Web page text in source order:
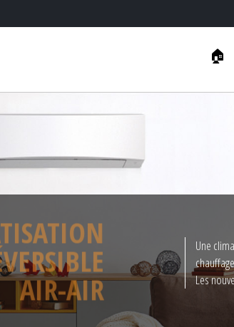
🏠
CLIMATISATION
RÉVERSIBLE
AIR-AIR
Une
Les